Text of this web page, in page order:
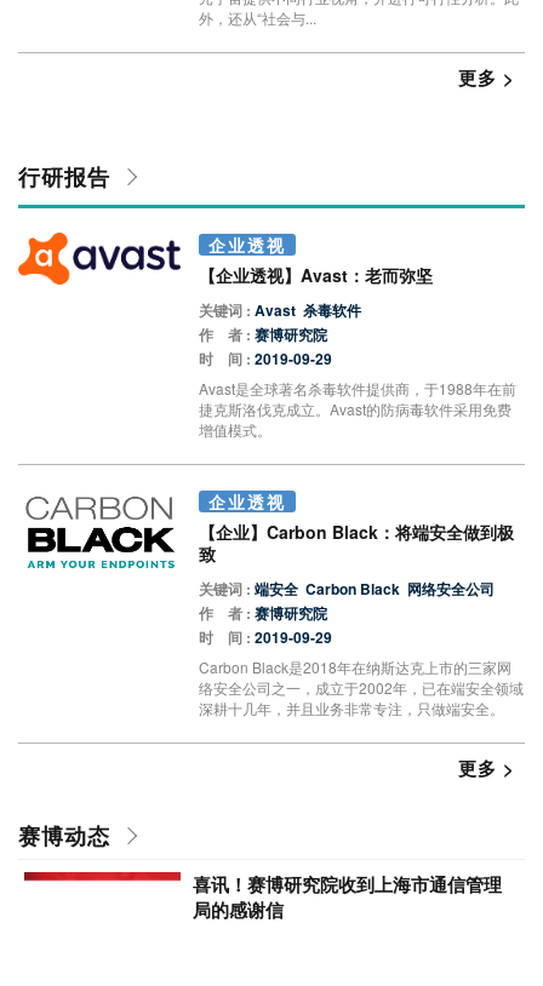
外，还从“社会与...
更多 >
行研报告
企业透视
【企业透视】Avast：老而弥坚
关键词 :Avast 杀毒软件
作 者 :赛博研究院
时 间 :2019-09-29
Avast是全球著名杀毒软件提供商，于1988年在前
捷克斯洛伐克成立。Avast的防病毒软件采用免费
增值模式。
企业透视
【企业】Carbon Black：将端安全做到极
致
关键词 :端安全 Carbon Black 网络安全公司
作 者 :赛博研究院
时 间 :2019-09-29
Carbon Black是2018年在纳斯达克上市的三家网
络安全公司之一，成立于2002年，已在端安全领域
深耕十几年，并且业务非常专注，只做端安全。
更多 >
赛博动态
喜讯！赛博研究院收到上海市通信管理
局的感谢信